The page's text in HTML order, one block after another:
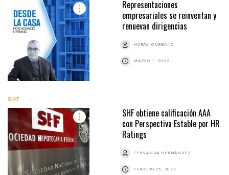
Representaciones
empresariales se reinventan y
renuevan dirigencias
HORACIO URBANO
MARZO 1, 2022
SHF
SHF obtiene calificación AAA
con Perspectiva Estable por HR
Ratings
FERNANDA HERNÁNDEZ
FEBRERO 25, 2022